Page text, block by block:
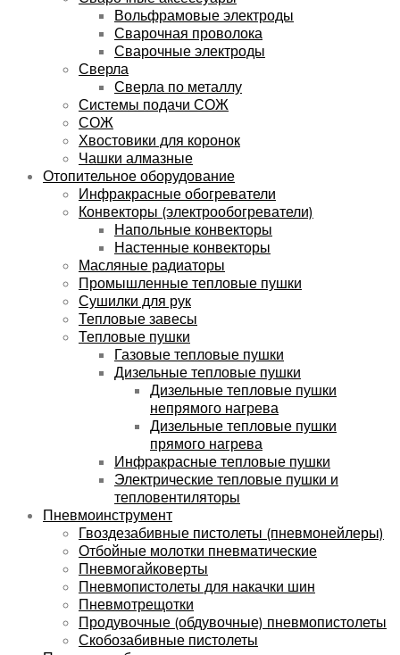
Вольфрамовые электроды
Сварочная проволока
Сварочные электроды
Сверла
Сверла по металлу
Системы подачи СОЖ
СОЖ
Хвостовики для коронок
Чашки алмазные
Отопительное оборудование
Инфракрасные обогреватели
Конвекторы (электрообогреватели)
Напольные конвекторы
Настенные конвекторы
Масляные радиаторы
Промышленные тепловые пушки
Сушилки для рук
Тепловые завесы
Тепловые пушки
Газовые тепловые пушки
Дизельные тепловые пушки
Дизельные тепловые пушки
непрямого нагрева
Дизельные тепловые пушки
прямого нагрева
Инфракрасные тепловые пушки
Электрические тепловые пушки и
тепловентиляторы
Пневмоинструмент
Гвоздезабивные пистолеты (пневмонейлеры)
Отбойные молотки пневматические
Пневмогайковерты
Пневмопистолеты для накачки шин
Пневмотрещотки
Продувочные (обдувочные) пневмопистолеты
Скобозабивные пистолеты